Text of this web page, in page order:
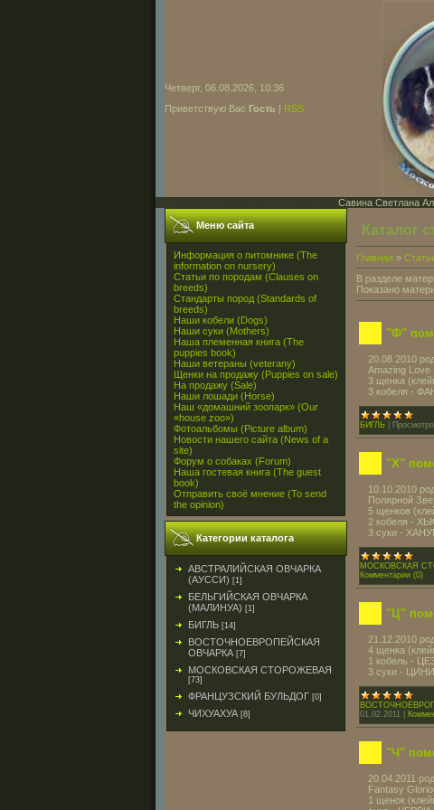
Четверг, 06.08.2026, 10:36
Приветствую Вас Гость | RSS
Савина Светлана
Меню сайта
Информация о питомнике (The
information on nursery)
Статьи по породам (Clauses on
breeds)
Стандарты пород (Standards of
breeds)
Наши кобели (Dogs)
Наши суки (Mothers)
Наша племенная книга (The
puppies book)
Наши ветераны (veterany)
Щенки на продажу (Puppies on sale)
На продажу (Sale)
Наши лошади (Horse)
Наш «домашний зоопарк» (Our
«house zoo»)
Фотоальбомы (Picture album)
Новости нашего сайта (News of a
site)
Форум о собаках (Forum)
Наша гостевая книга (The guest
book)
Отправить своё мнение (To send
the opinion)
Категории каталога
АВСТРАЛИЙСКАЯ ОВЧАРКА
(АУССИ) [1]
БЕЛЬГИЙСКАЯ ОВЧАРКА
(МАЛИНУА) [1]
БИГЛЬ [14]
ВОСТОЧНОЕВРОПЕЙСКАЯ
ОВЧАРКА [7]
МОСКОВСКАЯ СТОРОЖЕВАЯ
[73]
ФРАНЦУЗСКИЙ БУЛЬДОГ [0]
ЧИХУАХУА [8]
Каталог
Главная »
В разделе
Показано
"Ф"
20.08.2010
Amazing Love
3 щенка
3 кобеля -
БИГЛЬ
"Х"
10.10.2010
Полярной
5 щенков
2 кобеля -
3 суки -
МОСКОВСКАЯ
Комментарии (0)
"Ц"
21.12.2010
4 щенка
1 кобель -
3 суки -
01.02.2011
"Ч"
20.04.2011
Fantasy
1 щенок